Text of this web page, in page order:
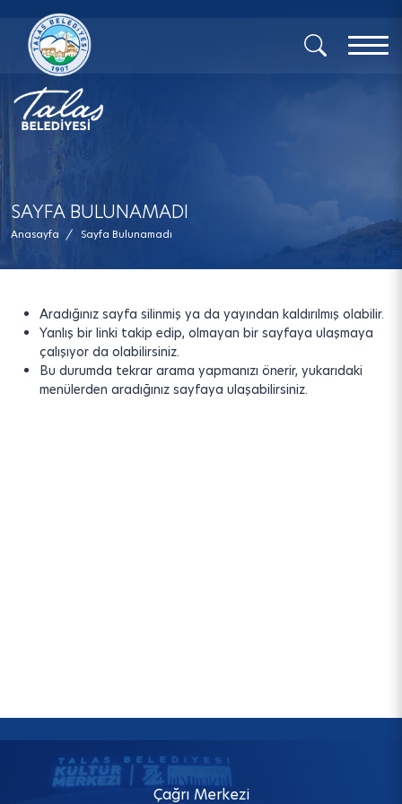
x
SAYFA BULUNAMADI
Anasayfa / Sayfa Bulunamadı
Aradığınız sayfa silinmiş ya da yayından kaldırılmış olabilir.
Yanlış bir linki takip edip, olmayan bir sayfaya ulaşmaya
çalışıyor da olabilirsiniz.
Bu durumda tekrar arama yapmanızı önerir, yukarıdaki
menülerden aradığınız sayfaya ulaşabilirsiniz.
Çağrı Merkezi